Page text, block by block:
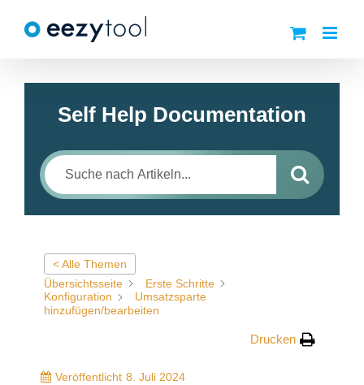
Inhalt
Self Help Documentation
< Alle Themen
Übersichtsseite
Erste Schritte
Konfiguration
Umsatzsparte
hinzufügen/bearbeiten
Drucken
Veröffentlicht 8. Juli 2024